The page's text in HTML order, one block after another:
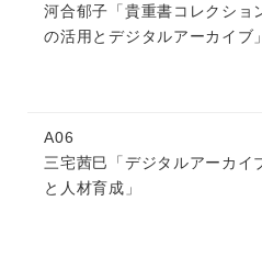
河合郁子「貴重書コレクショ
の活用とデジタルアーカイブ」
A06
三宅茜巳「デジタルアーカイ
と人材育成」